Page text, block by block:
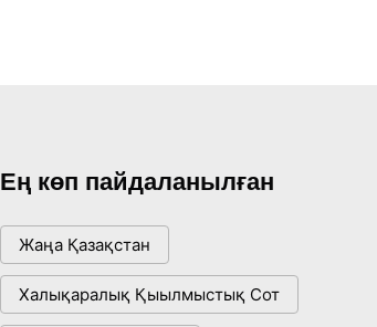
Ең көп пайдаланылған
Жаңа Қазақстан
Халықаралық Қыылмыстық Сот